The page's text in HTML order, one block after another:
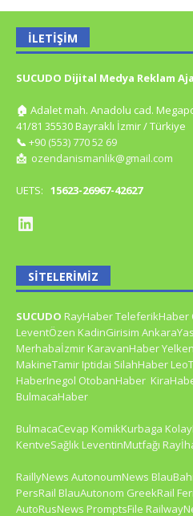
İLETIŞIM
SUCUDO Dijital Medya Reklam
🏠 Adalet mah. Anadolu cad.
41/81 35530 Bayraklı İzmir / Türkiye
📞 +90 (553) 770 52 69
📩 ozendanismanlik@gmail.com
UETS: 15623-26967-42627
SITELERIMIZ
SUCUDO RayHaberTeleferikHaber
LeventÖzen KadinGirisim
Merhabaİzmir KaravanHaber
MakineTamir Iptidai SilahHaber
HaberInegol OtobanHaber
BulmacaHaber
BulmacaCevap KomikKurbaga
KentveSağlık LeventinMutfağı
RaillyNews AutonoumNews
PersRail BlauAutonom GreekRail
AutoRusNews PromptsFile